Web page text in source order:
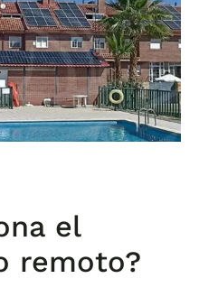
el
remoto?